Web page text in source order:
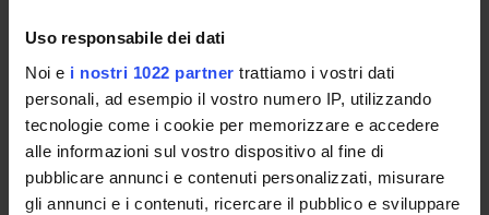
Uso responsabile dei dati
Noi e i nostri 1022 partner trattiamo i vostri dati
personali, ad esempio il vostro numero IP, utilizzando
tecnologie come i cookie per memorizzare e accedere
alle informazioni sul vostro dispositivo al fine di
pubblicare annunci e contenuti personalizzati, misurare
gli annunci e i contenuti, ricercare il pubblico e sviluppare
CORSI DI STUDIO
DOTTORATI DI RICERCA E FORMAZIONE
SUPERIORE